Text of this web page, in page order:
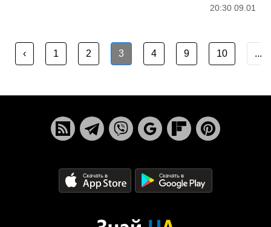
20:30 09.01
‹ 1 2 3 4 9 10 ...